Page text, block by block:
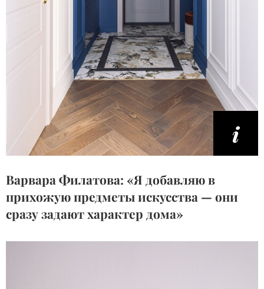
Варвара Филатова: «Я добавляю в
прихожую предметы искусства — они
сразу задают характер дома»